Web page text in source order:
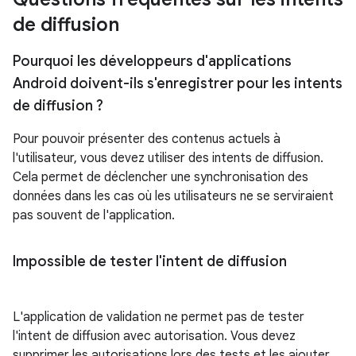
de diffusion
Pourquoi les développeurs d'applications
Android doivent-ils s'enregistrer pour les intents
de diffusion ?
Pour pouvoir présenter des contenus actuels à
l'utilisateur, vous devez utiliser des intents de diffusion.
Cela permet de déclencher une synchronisation des
données dans les cas où les utilisateurs ne se serviraient
pas souvent de l'application.
Impossible de tester l'intent de diffusion
L'application de validation ne permet pas de tester
l'intent de diffusion avec autorisation. Vous devez